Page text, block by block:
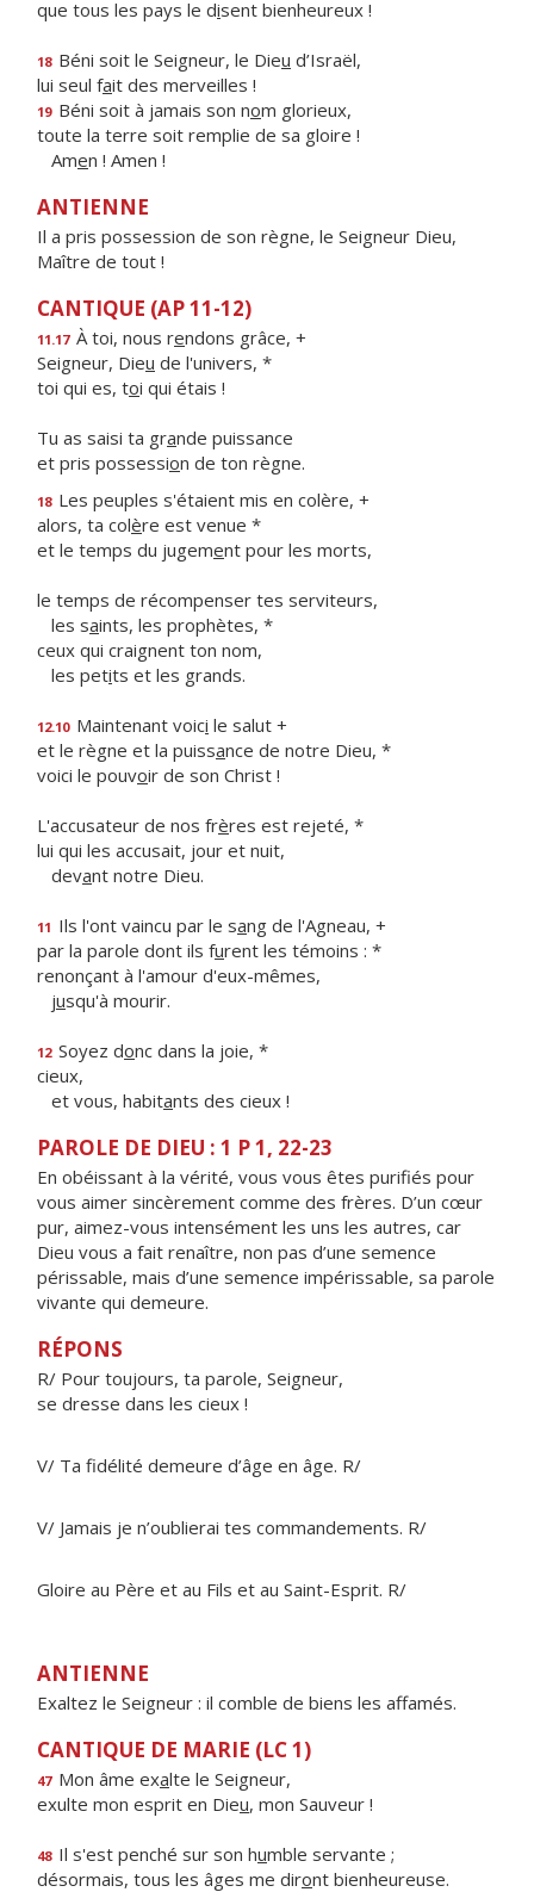
que tous les pays le disent bienheureux !
18 Béni soit le Seigneur, le Dieu d’Israël,
lui seul fait des merveilles !
19 Béni soit à jamais son nom glorieux,
toute la terre soit remplie de sa gloire !
Amen ! Amen !
ANTIENNE
Il a pris possession de son règne, le Seigneur Dieu,
Maître de tout !
CANTIQUE (AP 11-12)
11.17 À toi, nous rendons grâce, +
Seigneur, Dieu de l'univers, *
toi qui es, toi qui étais !
Tu as saisi ta grande puissance
et pris possession de ton règne.
18 Les peuples s'étaient mis en colère, +
alors, ta colère est venue *
et le temps du jugement pour les morts,
le temps de récompenser tes serviteurs,
les saints, les prophètes, *
ceux qui craignent ton nom,
les petits et les grands.
12.10 Maintenant voici le salut +
et le règne et la puissance de notre Dieu, *
voici le pouvoir de son Christ !
L'accusateur de nos frères est rejeté, *
lui qui les accusait, jour et nuit,
devant notre Dieu.
11 Ils l'ont vaincu par le sang de l'Agneau, +
par la parole dont ils furent les témoins : *
renonçant à l'amour d'eux-mêmes,
jusqu'à mourir.
12 Soyez donc dans la joie, *
cieux,
et vous, habitants des cieux !
PAROLE DE DIEU : 1 P 1, 22-23
En obéissant à la vérité, vous vous êtes purifiés pour
vous aimer sincèrement comme des frères. D’un cœur
pur, aimez-vous intensément les uns les autres, car
Dieu vous a fait renaître, non pas d’une semence
périssable, mais d’une semence impérissable, sa parole
vivante qui demeure.
RÉPONS
R/ Pour toujours, ta parole, Seigneur,
se dresse dans les cieux !
V/ Ta fidélité demeure d’âge en âge. R/
V/ Jamais je n’oublierai tes commandements. R/
Gloire au Père et au Fils et au Saint-Esprit. R/
ANTIENNE
Exaltez le Seigneur : il comble de biens les affamés.
CANTIQUE DE MARIE (LC 1)
47 Mon âme exalte le Seigneur,
exulte mon esprit en Dieu, mon Sauveur !
48 Il s'est penché sur son humble servante ;
désormais, tous les âges me diront bienheureuse.